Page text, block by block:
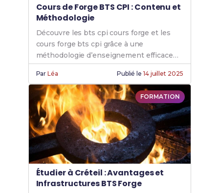
Cours de Forge BTS CPI : Contenu et
Méthodologie
Découvre les bts cpi cours forge et les
cours forge bts cpi grâce à une
méthodologie d’enseignement efficace
pour renforcer tes compétences forge
CPI.
ParLéa Publié le 14 juillet 2025
FORMATION
Étudier à Créteil : Avantages et
Infrastructures BTS Forge